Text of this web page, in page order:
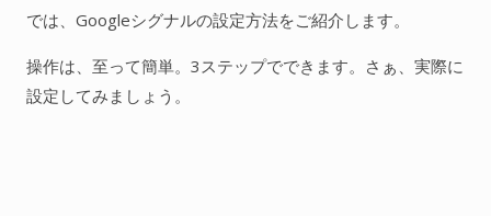
では、Googleシグナルの設定方法をご紹介します。
操作は、至って簡単。3ステップでできます。さぁ、実際に
設定してみましょう。